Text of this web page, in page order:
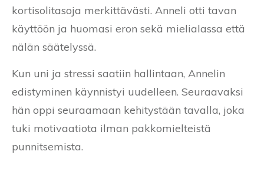
kortisolitasoja merkittävästi. Anneli otti tavan
käyttöön ja huomasi eron sekä mielialassa että
nälän säätelyssä.
Kun uni ja stressi saatiin hallintaan, Annelin
edistyminen käynnistyi uudelleen. Seuraavaksi
hän oppi seuraamaan kehitystään tavalla, joka
tuki motivaatiota ilman pakkomielteistä
punnitsemista.